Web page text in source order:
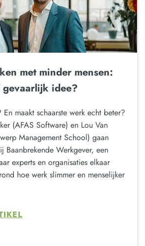
met minder mensen:
idee?
maakt schaarste werk echt beter?
(AFAS Software) en Lou Van
Management School) gaan
Baanbrekende Werkgever, een
experts en organisaties elkaar
hoe werk slimmer en menselijker